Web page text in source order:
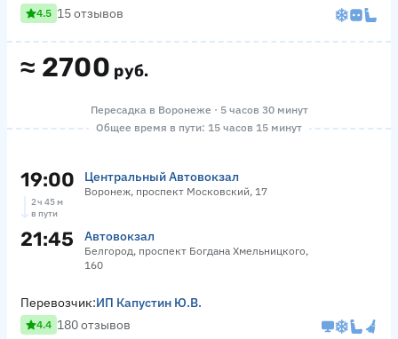
≈ 2700 руб.
4.5 15 отзывов
Пересадка в Воронеже · 5 часов 30 минут
Общее время в пути: 15 часов 15 минут
19:00 Центральный Автовокзал
Воронеж, проспект Московский, 17
2 ч 45 м
в пути
21:45 Автовокзал
Белгород, проспект Богдана Хмельницкого,
160
Перевозчик:ИП Капустин Ю.В.
4.4 180 отзывов